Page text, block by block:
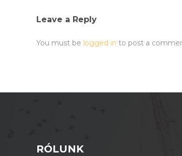
Leave a Reply
You must be logged in to post a
RÓLUNK